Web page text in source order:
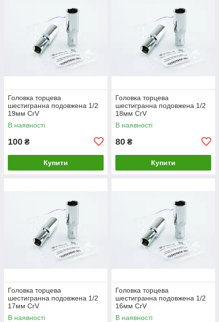
Головка торцева
шестигранна подовжена 1/2
19мм CrV
В наявності
100 ₴
Купити
Головка торцева
шестигранна подовжена 1/2
18мм CrV
В наявності
80 ₴
Купити
Головка торцева
шестигранна подовжена 1/2
17мм CrV
В наявності
Головка торцева
шестигранна подовжена 1/2
16мм CrV
В наявності